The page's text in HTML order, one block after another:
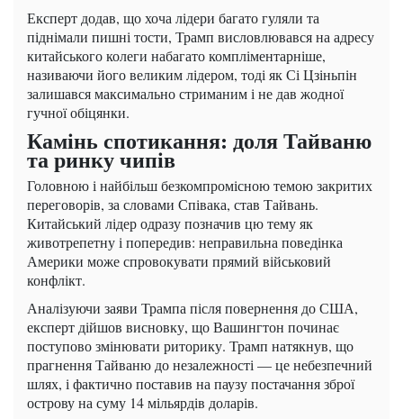
Експерт додав, що хоча лідери багато гуляли та
піднімали пишні тости, Трамп висловлювався на адресу
китайського колеги набагато компліментарніше,
називаючи його великим лідером, тоді як Сі Цзіньпін
залишався максимально стриманим і не дав жодної
гучної обіцянки.
Камінь спотикання: доля Тайваню
та ринку чипів
Головною і найбільш безкомпромісною темою закритих
переговорів, за словами Співака, став Тайвань.
Китайський лідер одразу позначив цю тему як
животрепетну і попередив: неправильна поведінка
Америки може спровокувати прямий військовий
конфлікт.
Аналізуючи заяви Трампа після повернення до США,
експерт дійшов висновку, що Вашингтон починає
поступово змінювати риторику. Трамп натякнув, що
прагнення Тайваню до незалежності — це небезпечний
шлях, і фактично поставив на паузу постачання зброї
острову на суму 14 мільярдів доларів.